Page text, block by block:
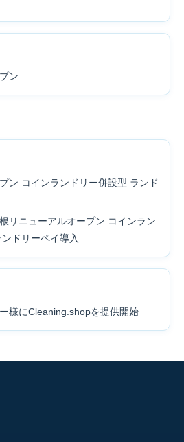
ン
ン コインランドリー併設型 ランド
リニューアルオープン コインラン
ドリーペイ導入
様にCleaning.shopを提供開始